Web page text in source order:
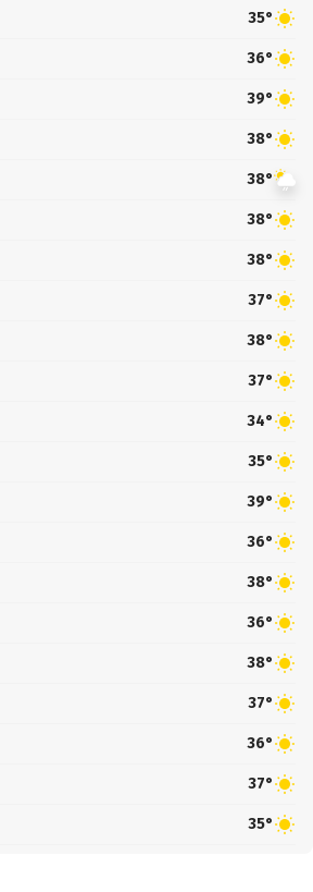
35°
36°
39°
38°
38°
38°
38°
37°
38°
37°
34°
35°
39°
36°
38°
36°
38°
37°
36°
37°
35°